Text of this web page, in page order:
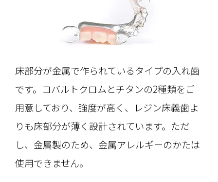
床部分が金属で作られているタイプの入れ歯
です。コバルトクロムとチタンの2種類をご
用意しており、強度が高く、レジン床義歯よ
りも床部分が薄く設計されています。ただ
し、金属製のため、金属アレルギーのかたは
使用できません。